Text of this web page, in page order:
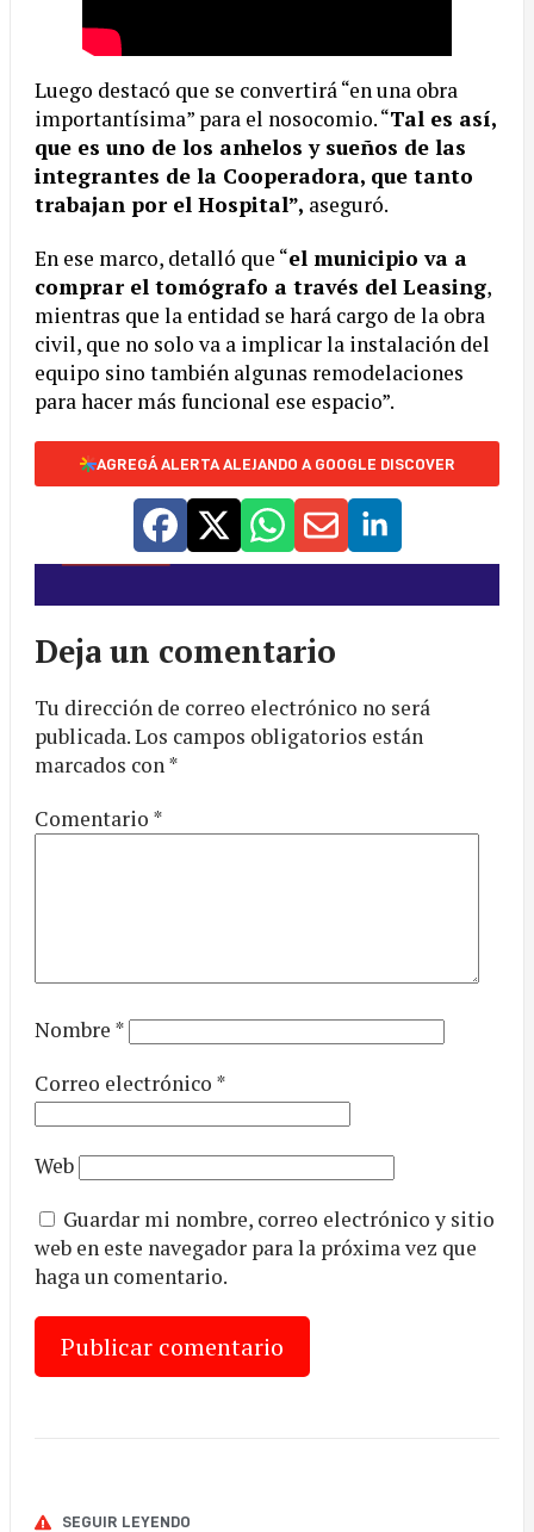
Luego destacó que se convertirá “en una obra
importantísima” para el nosocomio. “Tal es así,
que es uno de los anhelos y sueños de las
integrantes de la Cooperadora, que tanto
trabajan por el Hospital”, aseguró.
En ese marco, detalló que “el municipio va a
comprar el tomógrafo a través del Leasing,
mientras que la entidad se hará cargo de la obra
civil, que no solo va a implicar la instalación del
equipo sino también algunas remodelaciones
para hacer más funcional ese espacio”.
AGREGÁ ALERTA ALEJANDO A GOOGLE DISCOVER
Deja un comentario
Tu dirección de correo electrónico no será
publicada.Los campos obligatorios están
marcados con*
Comentario *
Nombre *
Correo electrónico *
Web
Guardar mi nombre, correo electrónico y sitio
web en este navegador para la próxima vez que
haga un comentario.
SEGUIR LEYENDO